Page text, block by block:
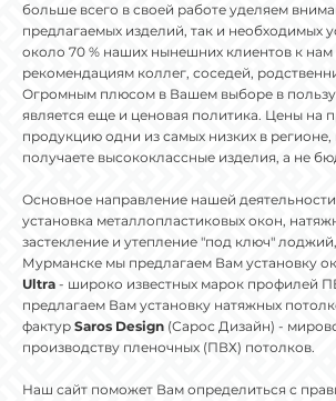
больше всего в своей работе уделяем
предлагаемых изделий, так и необходимых
около 70 % наших нынешних клиентов к нам
рекомендациям коллег, соседей,
Огромным плюсом в Вашем выборе в
является еще и ценовая политика. Цены на
продукцию одни из самых низких в
получаете высококлассные изделия, а не
Основное направление нашей
установка металлопластиковых окон,
застекление и утепление "под ключ"
Мурманске мы предлагаем Вам установку
Ultra - широко известных марок профилей
предлагаем Вам установку натяжных
фактур Saros Design (Сарос Дизайн) -
производству пленочных (ПВХ) потолков.
Наш сайт поможет Вам определиться с